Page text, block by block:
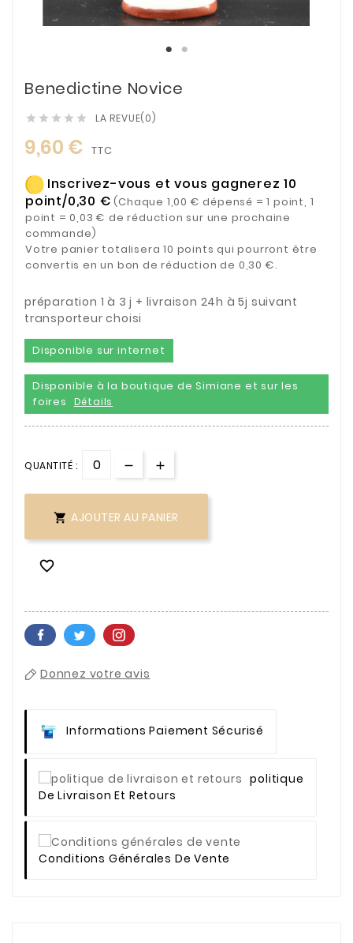
Benedictine Novice
     LA REVUE(0)
9,60 € TTC
Inscrivez-vous et vous gagnerez 10
point/0,30 € (Chaque 1,00 € dépensé = 1 point, 1
point = 0,03 € de réduction sur une prochaine
commande)
Votre panier totalisera 10 points qui pourront être
convertis en un bon de réduction de 0,30 €.
préparation 1 à 3 j + livraison 24h à 5j suivant
transporteur choisi
Disponible sur internet
Disponible à la boutique de Simiane et sur les
foires
Détails
QUANTITÉ :
 AJOUTER AU PANIER

Donnez votre avis
Informations Paiement Sécurisé
Politique
De Livraison Et Retours
Conditions Générales De Vente